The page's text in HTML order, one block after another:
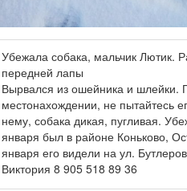
Убежала собака, мальчик Лютик.
передней лапы
Вырвался из ошейника и шлейки.
местонахождении, не пытайтесь
нему, собака дикая, пугливая.
января был в районе Коньково,
января его видели на ул.
Виктория 8 905 518 89 36